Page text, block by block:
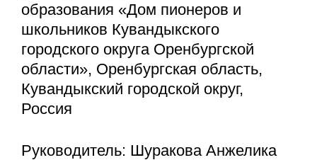
образования «Дом пионеров и
школьников Кувандыкского
городского округа Оренбургской
области», Оренбургская область,
Кувандыкский городской округ,
Россия
Руководитель: Шуракова Анжелика